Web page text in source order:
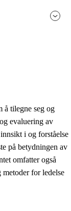
å tilegne seg og
evaluering av
i og forståelse
på betydningen av
omfatter også
for ledelse